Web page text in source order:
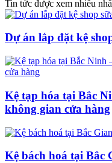
Tin tức được xem nhiều
Dự án lắp đặt kệ
Kệ tạp hóa tại Bắc
không gian cửa hàng
Kệ bách hoá tại Bắc